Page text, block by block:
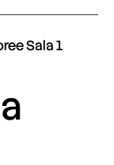
Sala 1